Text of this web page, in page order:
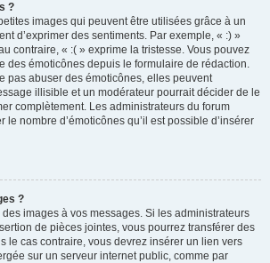
?
images qui peuvent être utilisées grâce à un
d’exprimer des sentiments. Par exemple, « :) »
contraire, « :( » exprime la tristesse. Vous pouvez
des émoticônes depuis le formulaire de rédaction.
pas abuser des émoticônes, elles peuvent
illisible et un modérateur pourrait décider de le
complètement. Les administrateurs du forum
le nombre d’émoticônes qu’il est possible d’insérer
?
images à vos messages. Si les administrateurs
de pièces jointes, vous pourrez transférer des
le cas contraire, vous devrez insérer un lien vers
sur un serveur internet public, comme par